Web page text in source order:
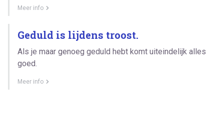
Meer info
Geduld is lijdens troost.
Als je maar genoeg geduld hebt komt uiteindelijk alles
goed.
Meer info